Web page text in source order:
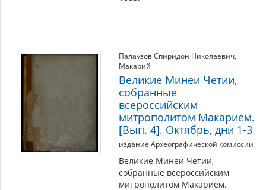
Палаузов Спиридон Николаевич,
Макарий
Великие Минеи Четии,
собранные
всероссийским
митрополитом Макарием.
[Вып. 4]. Октябрь, дни 1-3
издание Археографической комиссии
Великие Минеи Четии,
собранные всероссийским
митрополитом Макарием.